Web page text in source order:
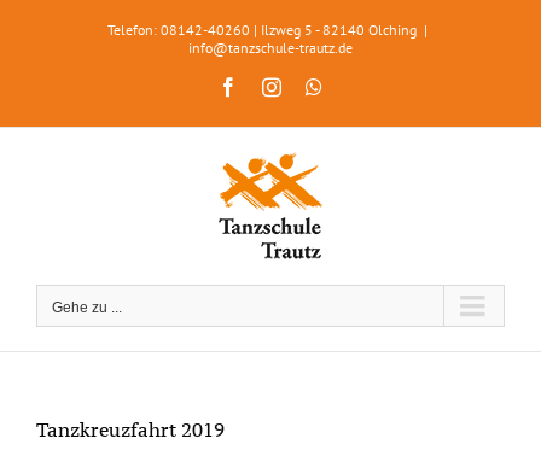
Telefon: 08142-40260 | Ilzweg 5 - 82140 Olching |
info@tanzschule-trautz.de
FacebookInstagram
Gehe zu ...
Tanzkreuzfahrt 2019